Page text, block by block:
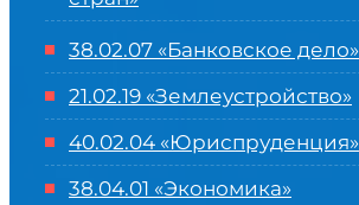
38.02.07 «Банковское дело»
21.02.19 «Землеустройство»
40.02.04 «Юриспруденция»
38.04.01 «Экономика»